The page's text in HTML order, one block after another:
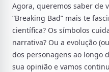
Agora, queremos saber de
“Breaking Bad” mais te
científica? Os símbolos
narrativa? Ou a evolução
dos personagens ao longo
sua opinião e vamos